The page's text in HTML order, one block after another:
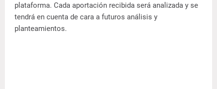
plataforma. Cada aportación recibida será analizada y se
tendrá en cuenta de cara a futuros análisis y
planteamientos.